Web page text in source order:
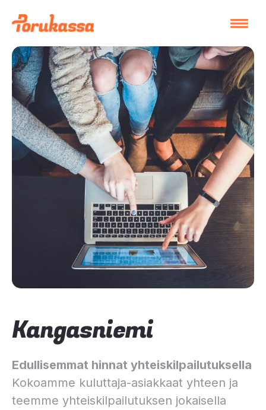
Kangasniemi
Edullisemmat hinnat yhteiskilpailutuksella
Kokoamme kuluttaja-asiakkaat yhteen ja
teemme yhteiskilpailutuksen jokaisella